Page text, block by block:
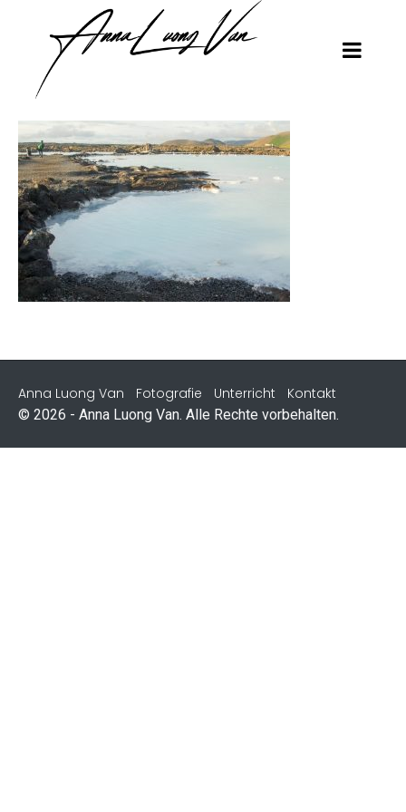
Anna Luong Van Fotografie Unterricht Kontakt
© 2026 - Anna Luong Van. Alle Rechte vorbehalten.